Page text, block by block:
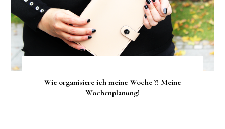
Wie organisiere ich meine Woche ?! Meine
Wochenplanung!